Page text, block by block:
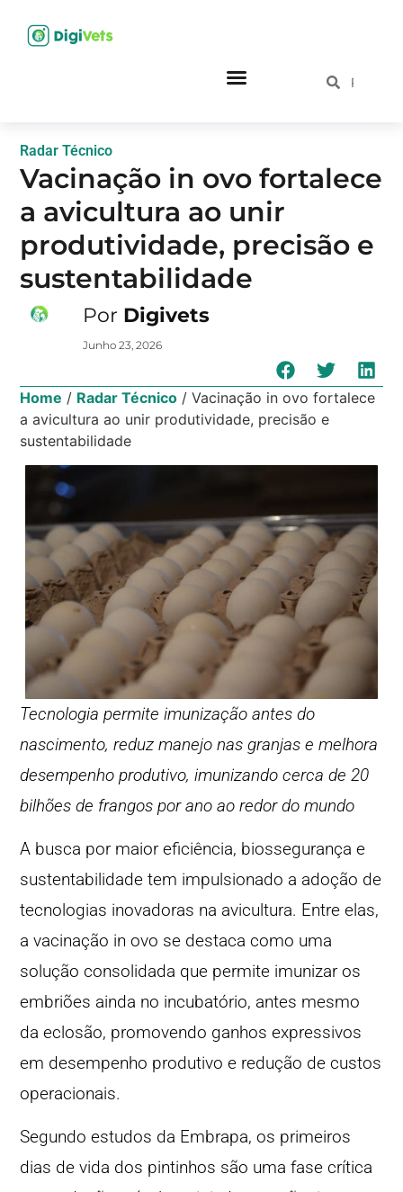
Radar Técnico
Vacinação in ovo fortalece
a avicultura ao unir
produtividade, precisão e
sustentabilidade
Por Digivets
Junho 23, 2026
Home / Radar Técnico /Vacinação in ovo fortalece
a avicultura ao unir produtividade, precisão e
sustentabilidade
Tecnologia permite imunização antes do
nascimento, reduz manejo nas granjas e melhora
desempenho produtivo, imunizando cerca de 20
bilhões de frangos por ano ao redor do mundo
A busca por maior eficiência, biossegurança e
sustentabilidade tem impulsionado a adoção de
tecnologias inovadoras na avicultura. Entre elas,
a vacinação in ovo se destaca como uma
solução consolidada que permite imunizar os
embriões ainda no incubatório, antes mesmo
da eclosão, promovendo ganhos expressivos
em desempenho produtivo e redução de custos
operacionais.
Segundo estudos da Embrapa, os primeiros
dias de vida dos pintinhos são uma fase crítica